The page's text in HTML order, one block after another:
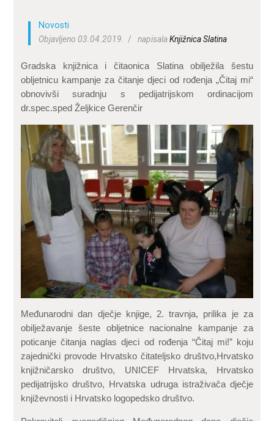
Novosti
Objavljeno 03.04.2019.
napisalaKnjižnica Slatina
Gradska knjižnica i čitaonica Slatina obilježila šestu
obljetnicu kampanje za čitanje djeci od rođenja „Čitaj mi“
obnovivši suradnju s pedijatrijskom ordinacijom
dr.spec.sped Željkice Gerenčir
Međunarodni dan dječje knjige, 2. travnja, prilika je za
obilježavanje šeste obljetnice nacionalne kampanje za
poticanje čitanja naglas djeci od rođenja “Čitaj mi!” koju
zajednički provode Hrvatsko čitateljsko društvo,Hrvatsko
knjižničarsko društvo, UNICEF Hrvatska, Hrvatsko
pedijatrijsko društvo, Hrvatska udruga istraživača dječje
književnosti i Hrvatsko logopedsko društvo.